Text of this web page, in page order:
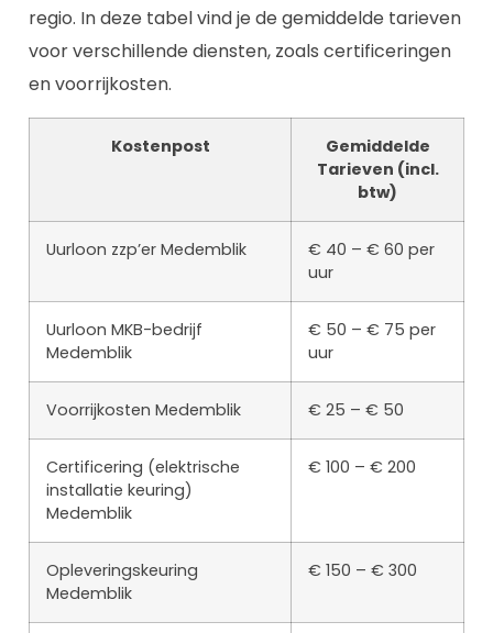
regio. In deze tabel vind je de gemiddelde tarieven
voor verschillende diensten, zoals certificeringen
en voorrijkosten.
Kostenpost
Gemiddelde
Tarieven (incl.
btw)
Uurloon zzp’er Medemblik
€ 40 – € 60 per
uur
Uurloon MKB-bedrijf
Medemblik
€ 50 – € 75 per
uur
Voorrijkosten Medemblik € 25 – € 50
Certificering (elektrische
installatie keuring)
Medemblik
€ 100 – € 200
Opleveringskeuring
Medemblik
€ 150 – € 300